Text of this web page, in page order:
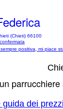
(Chieti) 66100
positiva, mi piace
guida dei prezzi